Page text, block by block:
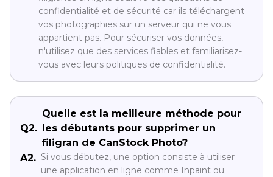
confidentialité et de sécurité car ils téléchargent
vos photographies sur un serveur qui ne vous
appartient pas. Pour sécuriser vos données,
n'utilisez que des services fiables et familiarisez-
vous avec leurs politiques de confidentialité.
Q2.
Quelle est la meilleure méthode pour
les débutants pour supprimer un
filigran de CanStock Photo?
A2. Si vous débutez, une option consiste à utiliser
une application en ligne comme Inpaint ou